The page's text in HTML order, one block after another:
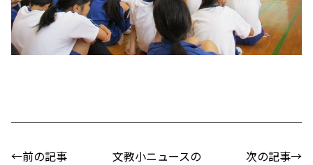
←前の記事 文教小ニュースの 次の記事→